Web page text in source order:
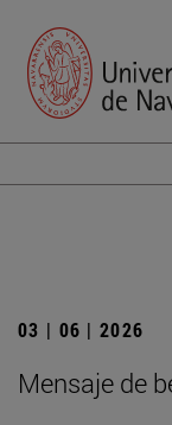
03 | 06 | 2026
Mensaje de